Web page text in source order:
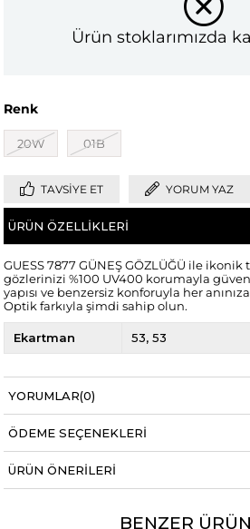
Ürün stoklarımızda
Renk
20W 01B
TAVSIYE ET YORUM YAZ
ÜRÜN ÖZELLIKLERI
GUESS 7877 GÜNEŞ GÖZLÜĞÜ ile ikonik
gözlerinizi %100 UV400 korumayla
yapısı ve benzersiz konforuyla her
Optik farkıyla şimdi sahip olun.
Ekartman 53 53
YORUMLAR(0)
ÖDEME SEÇENEKLERI
ÜRÜN ÖNERILERI
BENZER